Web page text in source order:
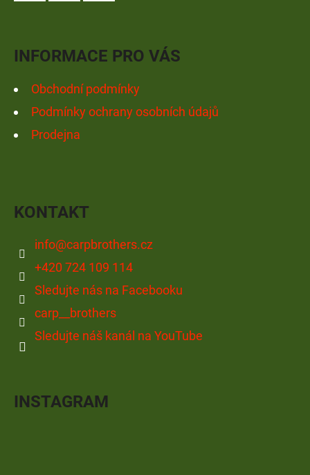
INFORMACE PRO VÁS
Obchodní podmínky
Podmínky ochrany osobních údajů
Prodejna
KONTAKT
info@carpbrothers.cz
+420 724 109 114
Sledujte nás na Facebooku
carp__brothers
Sledujte náš kanál na YouTube
INSTAGRAM